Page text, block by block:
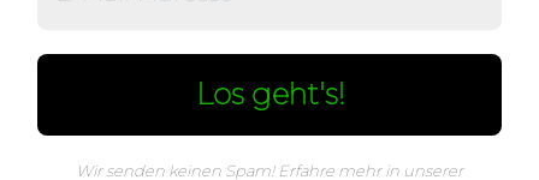
Wir senden keinen Spam! Erfahre mehr in unserer